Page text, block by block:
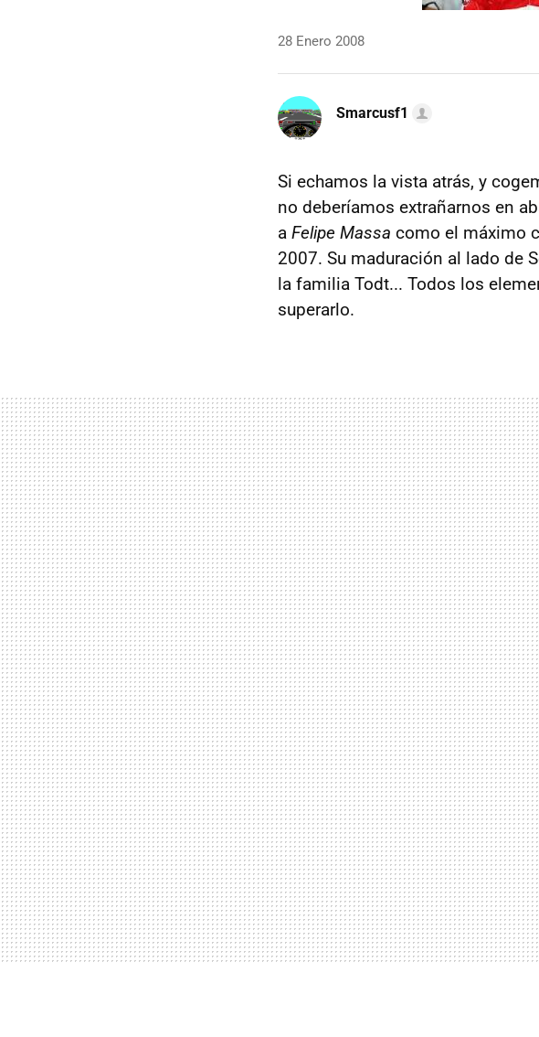
28 Enero 2008
Smarcusf1
Si echamos la vista atrás, y
no deberíamos extrañarnos en
a Felipe Massa como el máximo
2007. Su maduración al lado de
la familia Todt... Todos los
superarlo.